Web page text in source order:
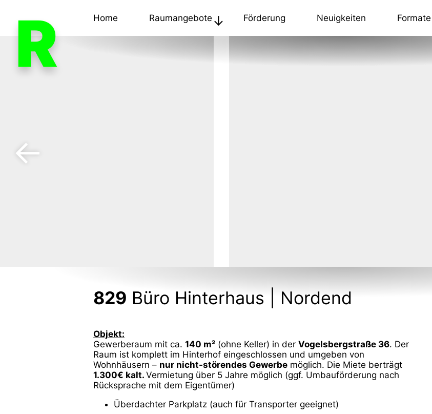
R Home Raumangebote Förderung Neuigkeiten Formate
829 Büro Hinterhaus | Nordend
Objekt:
Gewerberaum mit ca. 140 m² (ohne Keller) in der Vogelsbergstraße 36. Der
Raum ist komplett im Hinterhof eingeschlossen und umgeben von
Wohnhäusern – nur nicht-störendes Gewerbe möglich. Die Miete berträgt
1.300€ kalt. Vermietung über 5 Jahre möglich (ggf. Umbauförderung nach
Rücksprache mit dem Eigentümer)
Überdachter Parkplatz (auch für Transporter geeignet)